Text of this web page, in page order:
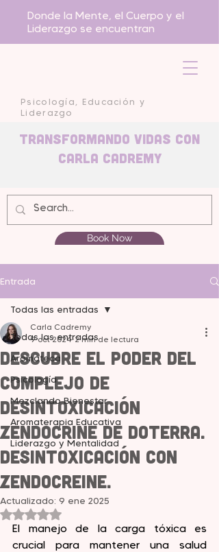
Psicología, Educación y
Liderazgo
Donde la Mente, el Cuerpo y el
Liderazgo se encuentran
Transformando Vidas con
carla Cadremy
Book Now
Entrada
Todas las entradas
Aromateca
Psicología
Mezclando Bienestar
Aromaterapia Educativa
Liderazgo y Mentalidad
Todas las entradas
Descubre el Poder del
Complejo de
Desintoxicación
Zendocrine de doTERRA.
Desintoxicación con
zendocreine.
Carla Cadremy
9 oct 2024 2 min de lectura
Actualizado: 9 ene 2025
Obtuvo NaN de 5 estrellas.
El manejo de la carga tóxica es
crucial para mantener una salud